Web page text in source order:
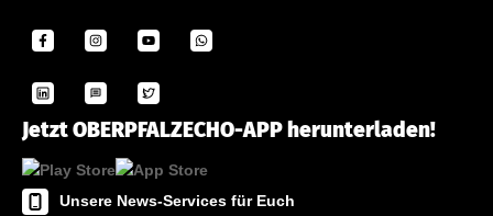
Jetzt OBERPFALZECHO-APP herunterladen!
Unsere News-Services für Euch